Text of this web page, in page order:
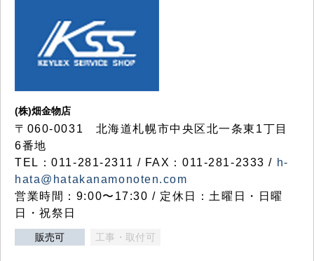
(株)畑金物店
〒060-0031 北海道札幌市中央区北一条東1丁目
6番地
TEL：011-281-2311 / FAX：011-281-2333 / h-
hata@hatakanamonoten.com
営業時間：9:00〜17:30 / 定休日：土曜日・日曜
日・祝祭日
販売可 工事・取付可